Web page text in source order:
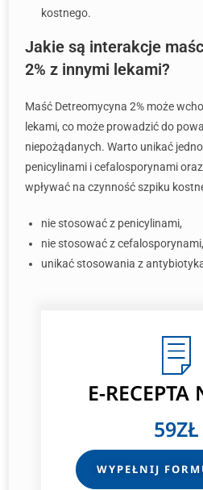
kostnego.
Jakie są interakcje
2% z innymi lekami?
Maść Detreomycyna 2% może
lekami, co może prowadzić do
niepożądanych. Warto unikać
penicylinami i cefalosporynami
wpływać na czynność szpiku
nie stosować z penicylinami,
nie stosować z cefalosporynami,
unikać stosowania z
E-RECEPTA
59ZŁ
WYPEŁNIJ